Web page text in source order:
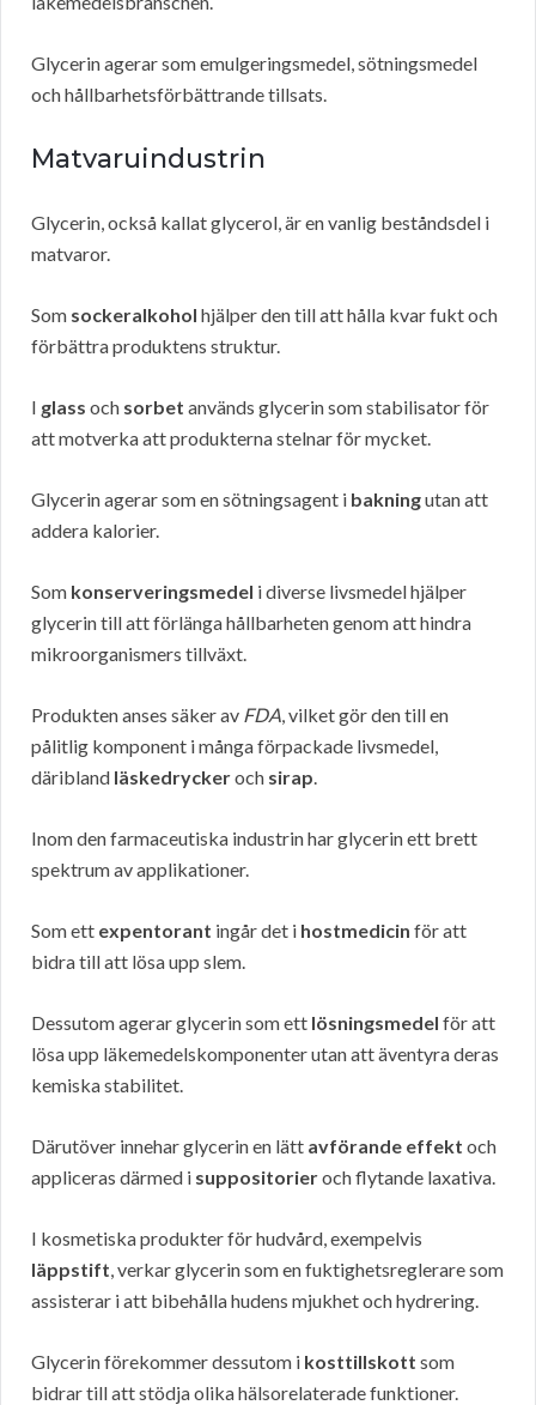
Glycerin agerar som emulgeringsmedel, sötningsmedel
och hållbarhetsförbättrande tillsats.
Matvaruindustrin
Glycerin, också kallat glycerol, är en vanlig beståndsdel i
matvaror.
Som sockeralkohol hjälper den till att hålla kvar fukt och
förbättra produktens struktur.
I glass och sorbet används glycerin som stabilisator för
att motverka att produkterna stelnar för mycket.
Glycerin agerar som en sötningsagent i bakningutan att
addera kalorier.
Som konserveringsmedel i diverse livsmedel hjälper
glycerin till att förlänga hållbarheten genom att hindra
mikroorganismers tillväxt.
Produkten anses säker av FDA , vilket gör den till en
pålitlig komponent i många förpackade livsmedel,
däribland läskedryckeroch sirap
Inom den farmaceutiska industrin har glycerin ett brett
spektrum av applikationer.
Som ett expentorant ingår det i hostmedicin för att
bidra till att lösa upp slem.
Dessutom agerar glycerin som ett lösningsmedel för att
lösa upp läkemedelskomponenter utan att äventyra deras
kemiska stabilitet.
Därutöver innehar glycerin en lätt avförande effekt och
appliceras därmed i suppositorieroch flytande laxativa.
I kosmetiska produkter för hudvård, exempelvis
läppstift , verkar glycerin som en fuktighetsreglerare som
assisterar i att bibehålla hudens mjukhet och hydrering.
Glycerin förekommer dessutom i kosttillskott som
bidrar till att stödja olika hälsorelaterade funktioner.